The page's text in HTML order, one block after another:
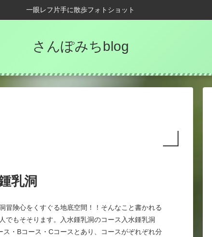
一眼レフ片手に散歩フォトショット
さんぽみちblog
乳洞
冒険心をくすぐる地底空間！！そんなこと書かれる
でもそそります。入水鍾乳洞のコース入水鍾乳洞
ス・Bコース・Cコースとあり、コースがぞれぞれ分